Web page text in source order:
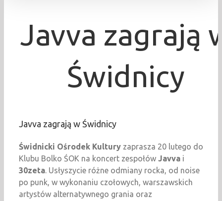
Javva zagrają
Świdnicy
Javva zagrają w Świdnicy
Świdnicki Ośrodek Kultury zaprasza 20 lutego do
Klubu Bolko ŚOK na koncert zespołów Javva i
30zeta. Usłyszycie różne odmiany rocka, od noise
po punk, w wykonaniu czołowych, warszawskich
artystów alternatywnego grania oraz